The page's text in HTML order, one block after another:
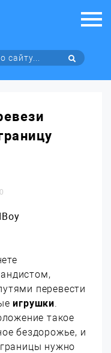
0
перевести
игрушки.
такое
бездорожье, и
нужно